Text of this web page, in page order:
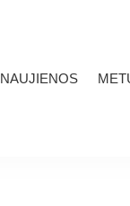
NAUJIENOS